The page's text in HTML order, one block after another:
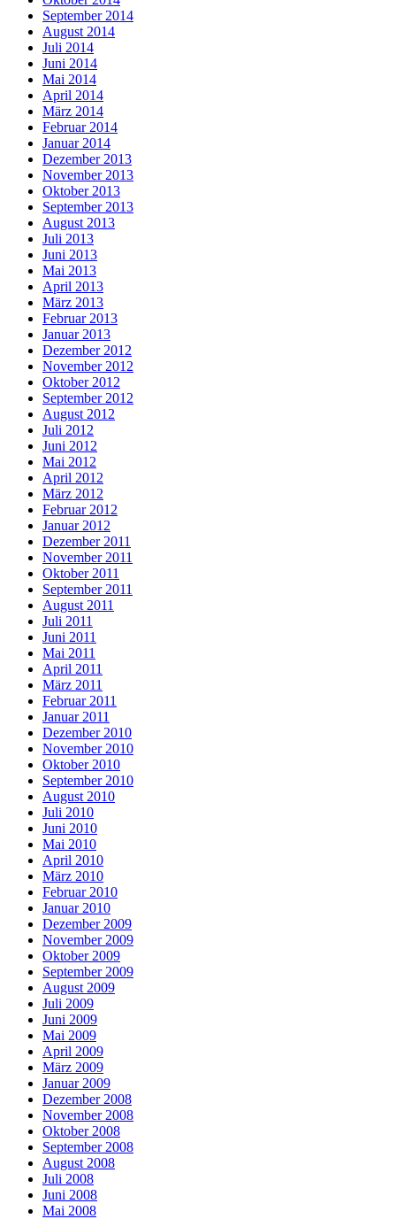
September 2014
August 2014
Juli 2014
Juni 2014
Mai 2014
April 2014
März 2014
Februar 2014
Januar 2014
Dezember 2013
November 2013
Oktober 2013
September 2013
August 2013
Juli 2013
Juni 2013
Mai 2013
April 2013
März 2013
Februar 2013
Januar 2013
Dezember 2012
November 2012
Oktober 2012
September 2012
August 2012
Juli 2012
Juni 2012
Mai 2012
April 2012
März 2012
Februar 2012
Januar 2012
Dezember 2011
November 2011
Oktober 2011
September 2011
August 2011
Juli 2011
Juni 2011
Mai 2011
April 2011
März 2011
Februar 2011
Januar 2011
Dezember 2010
November 2010
Oktober 2010
September 2010
August 2010
Juli 2010
Juni 2010
Mai 2010
April 2010
März 2010
Februar 2010
Januar 2010
Dezember 2009
November 2009
Oktober 2009
September 2009
August 2009
Juli 2009
Juni 2009
Mai 2009
April 2009
März 2009
Januar 2009
Dezember 2008
November 2008
Oktober 2008
September 2008
August 2008
Juli 2008
Juni 2008
Mai 2008